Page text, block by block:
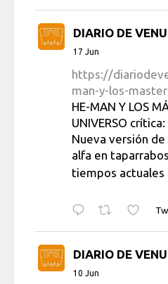
DIARIO DE
17 Jun
https://
man-y-los-
HE-MAN Y LOS
UNIVERSO
Nueva versión de
alfa en
tiempos actuales
DIARIO DE
10 Jun